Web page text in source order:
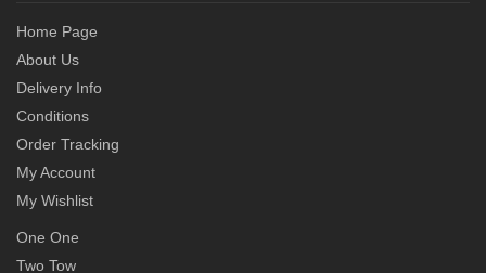
Home Page
About Us
Delivery Info
Conditions
Order Tracking
My Account
My Wishlist
One One
Two Tow